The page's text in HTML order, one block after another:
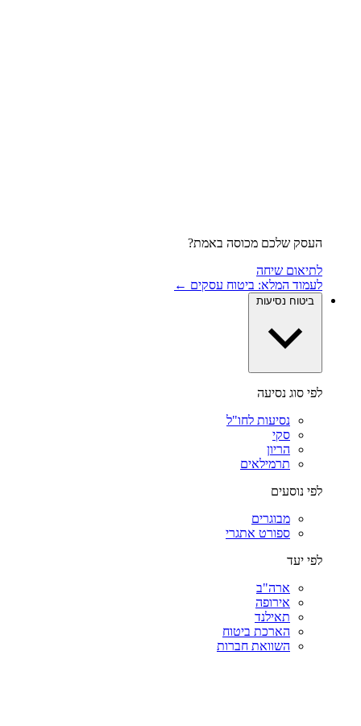
העסק שלכם מכוסה באמת?
לתיאום שיחה
לעמוד המלא: ביטוח עסקים ←
ביטוח נסיעות
לפי סוג נסיעה
נסיעות לחו"ל
סקי
הריון
תרמילאים
לפי נוסעים
מבוגרים
ספורט אתגרי
לפי יעד
ארה"ב
אירופה
תאילנד
הארכת ביטוח
השוואת חברות